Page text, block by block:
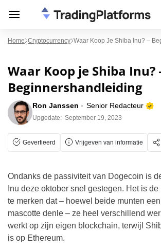
Home Cryptocurrency Waar Koop Je Shiba Inu? –
Waar Koop je Shiba Inu?
Beginnershandleiding
Ron Janssen Senior Redacteur
Upgedate: September 19, 2023
Geverfieerd Vrijgeven van informatie
Ondanks de passiviteit van Dogecoin is
Inu deze oktober snel gestegen. Het is
te merken dat – hoewel beide munten
mascotte denle – ze heel verschillend
werkt op zijn eigen blockchain, terwijl
is op Ethereum.